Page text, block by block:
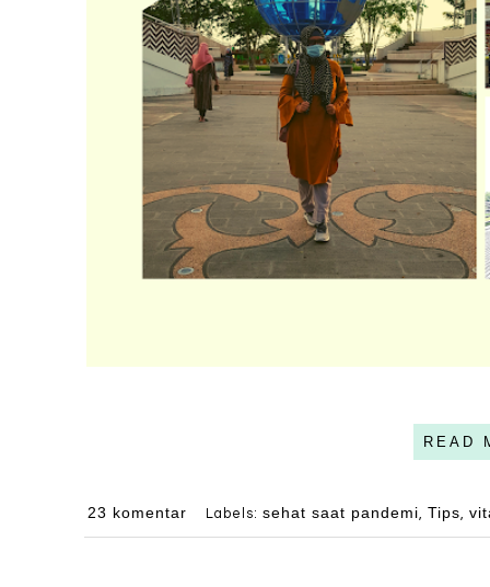
READ
23 komentar Labels:sehat saat pandemi, Tips,